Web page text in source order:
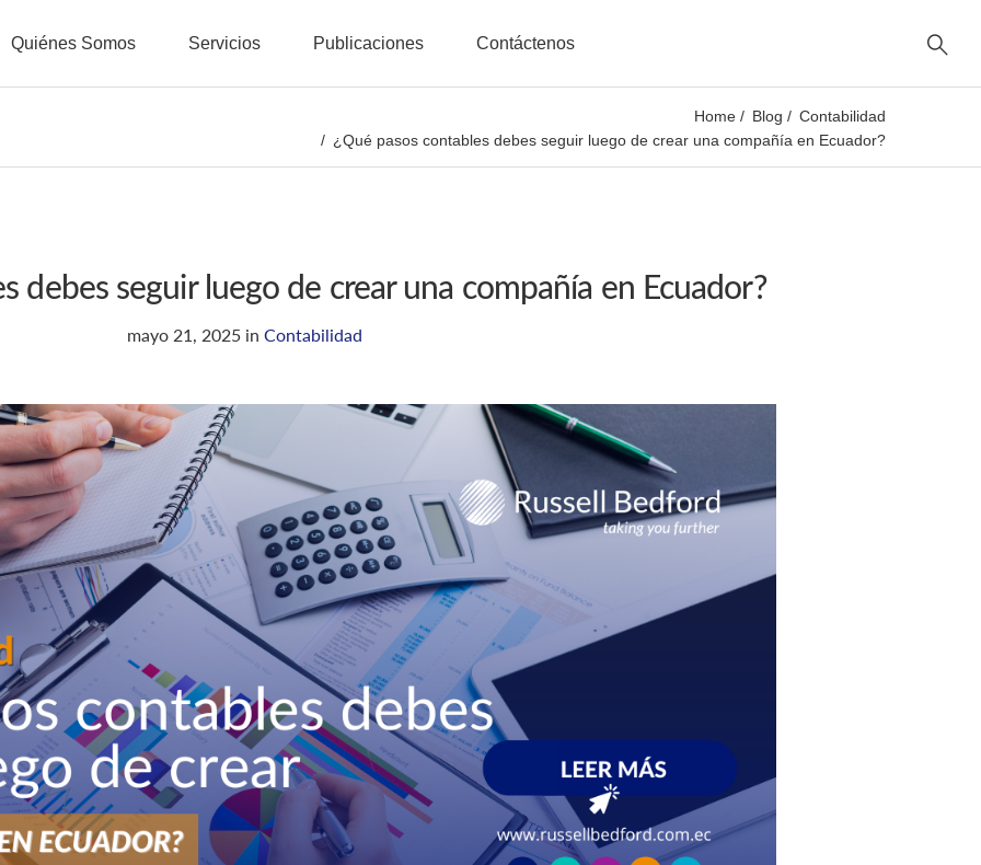
Quiénes Somos Servicios Publicaciones Contáctenos
Home Blog
Contabilidad
¿Qué pasos contables debes seguir luego de crear una compañía en Ecuador?
debes seguir luego de crear una compañía en Ecuador?
mayo 21, 2025 inContabilidad